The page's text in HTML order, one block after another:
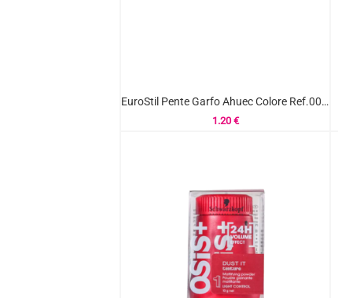
EuroStil Pente Garfo Ahuec Colore Ref.00426
1.20 €